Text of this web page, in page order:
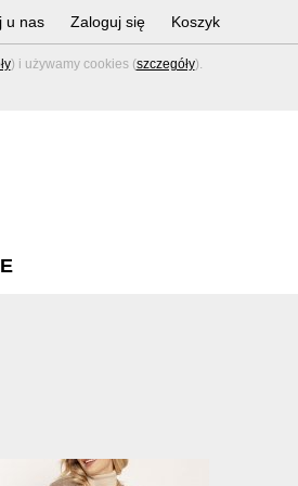
) i używamy cookies (szczegóły).
u nas Zaloguj się Koszyk